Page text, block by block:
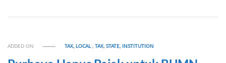
ADDED ON TAX, LOCAL,TAX, STATE, INSTITUTION